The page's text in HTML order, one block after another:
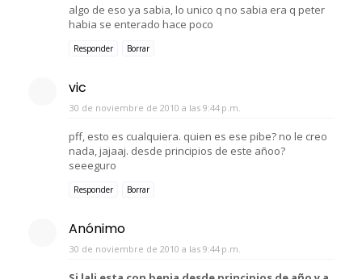
algo de eso ya sabia, lo unico q no sabia era q peter
habia se enterado hace poco
Responder Borrar
vic
30 de noviembre de 2010 a las 9:44 p.m.
pff, esto es cualquiera. quien es ese pibe? no le creo
nada, jajaaj. desde principios de este añoo?
seeeguro
Responder Borrar
Anónimo
30 de noviembre de 2010 a las 9:44 p.m.